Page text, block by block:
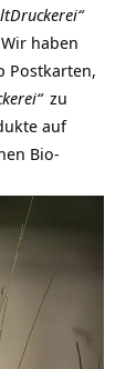
haben
Postkarten,
zu
auf
Bio-